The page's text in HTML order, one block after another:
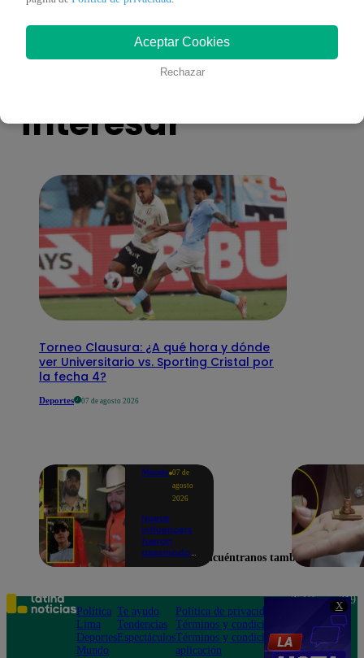
X
También te puede
interesar
Torneo Clausura: ¿A qué hora y dónde
ver Universitario vs. Sporting Cristal por
la fecha 4?
Deportes 07 de agosto 2026
Mundo 07 de
agosto
2026
Nueve
influencers
fueron
asesinados
el Cártel de
Sinaloa
Aceptar Cookies
Rechazar
Encuéntranos también en
Política
Lima
Deportes
Mundo
Te ayudo
Tendencias
Espectáculos
Política de privacidad
Términos y condiciones
Términos y condiciones
aplicación
Teléfono: 219
Av. San
Felipe 968
Jesús María